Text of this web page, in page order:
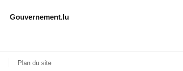
Gouvernement.lu
Plan du site